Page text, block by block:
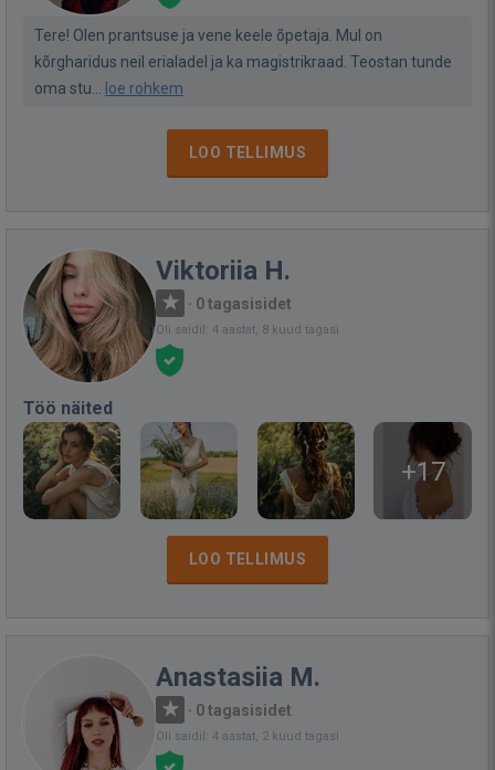
Tere! Olen prantsuse ja vene keele õpetaja. Mul on
kõrgharidus neil erialadel ja ka magistrikraad. Teostan tunde
oma stu...
loe rohkem
LOO TELLIMUS
Viktoriia H.
· 0 tagasisidet
Oli saidil: 4 aastat, 8 kuud tagasi
Töö näited
+17
LOO TELLIMUS
Anastasiia M.
· 0 tagasisidet
Oli saidil: 4 aastat, 2 kuud tagasi